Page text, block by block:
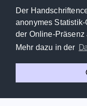
Der
anonymes
der Online-Präsenz
Mehr dazu in der